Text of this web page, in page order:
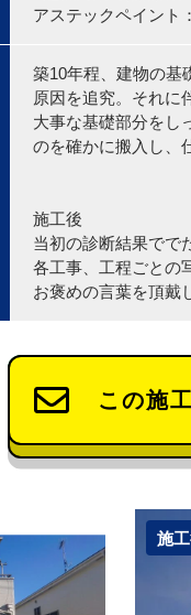
アステックペイント
築10年程、建物の基
原因を追究。それに
大事な基礎部分をし
のを確かに搬入し、
施工後
当初の診断結果でで
各工事、工程ごとの
お褒めの言葉を頂戴
この施
施